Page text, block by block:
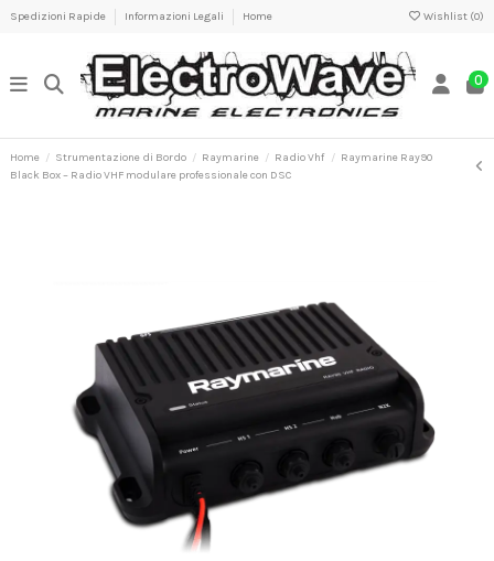
Spedizioni Rapide Informazioni Legali Home Wishlist (0)
0
Home Strumentazione di Bordo Raymarine Radio Vhf
Raymarine Ray90
Black Box – Radio VHF modulare professionale con DSC